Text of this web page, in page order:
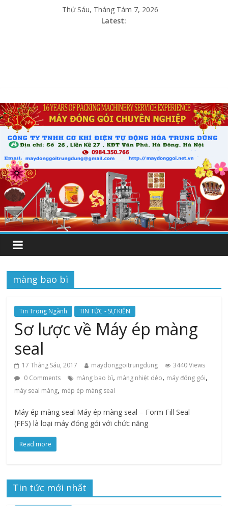
Thứ Sáu, Tháng Tám 7, 2026
Latest:
màng bao bì
Tin Trong Ngành TIN TỨC - SỰ KIỆN
Sơ lược về Máy ép màng
seal
17 Tháng Sáu, 2017 maydonggoitrungdung
3440 Views
0 Comments
màng bao bì, màng nhiệt dẻo, máy đóng gói,
máy seal màng, mép ép màng seal
Máy ép màng seal Máy ép màng seal – Form Fill Seal
(FFS) là loại máy đóng gói với chức năng
Read more
Tin tức mới nhất